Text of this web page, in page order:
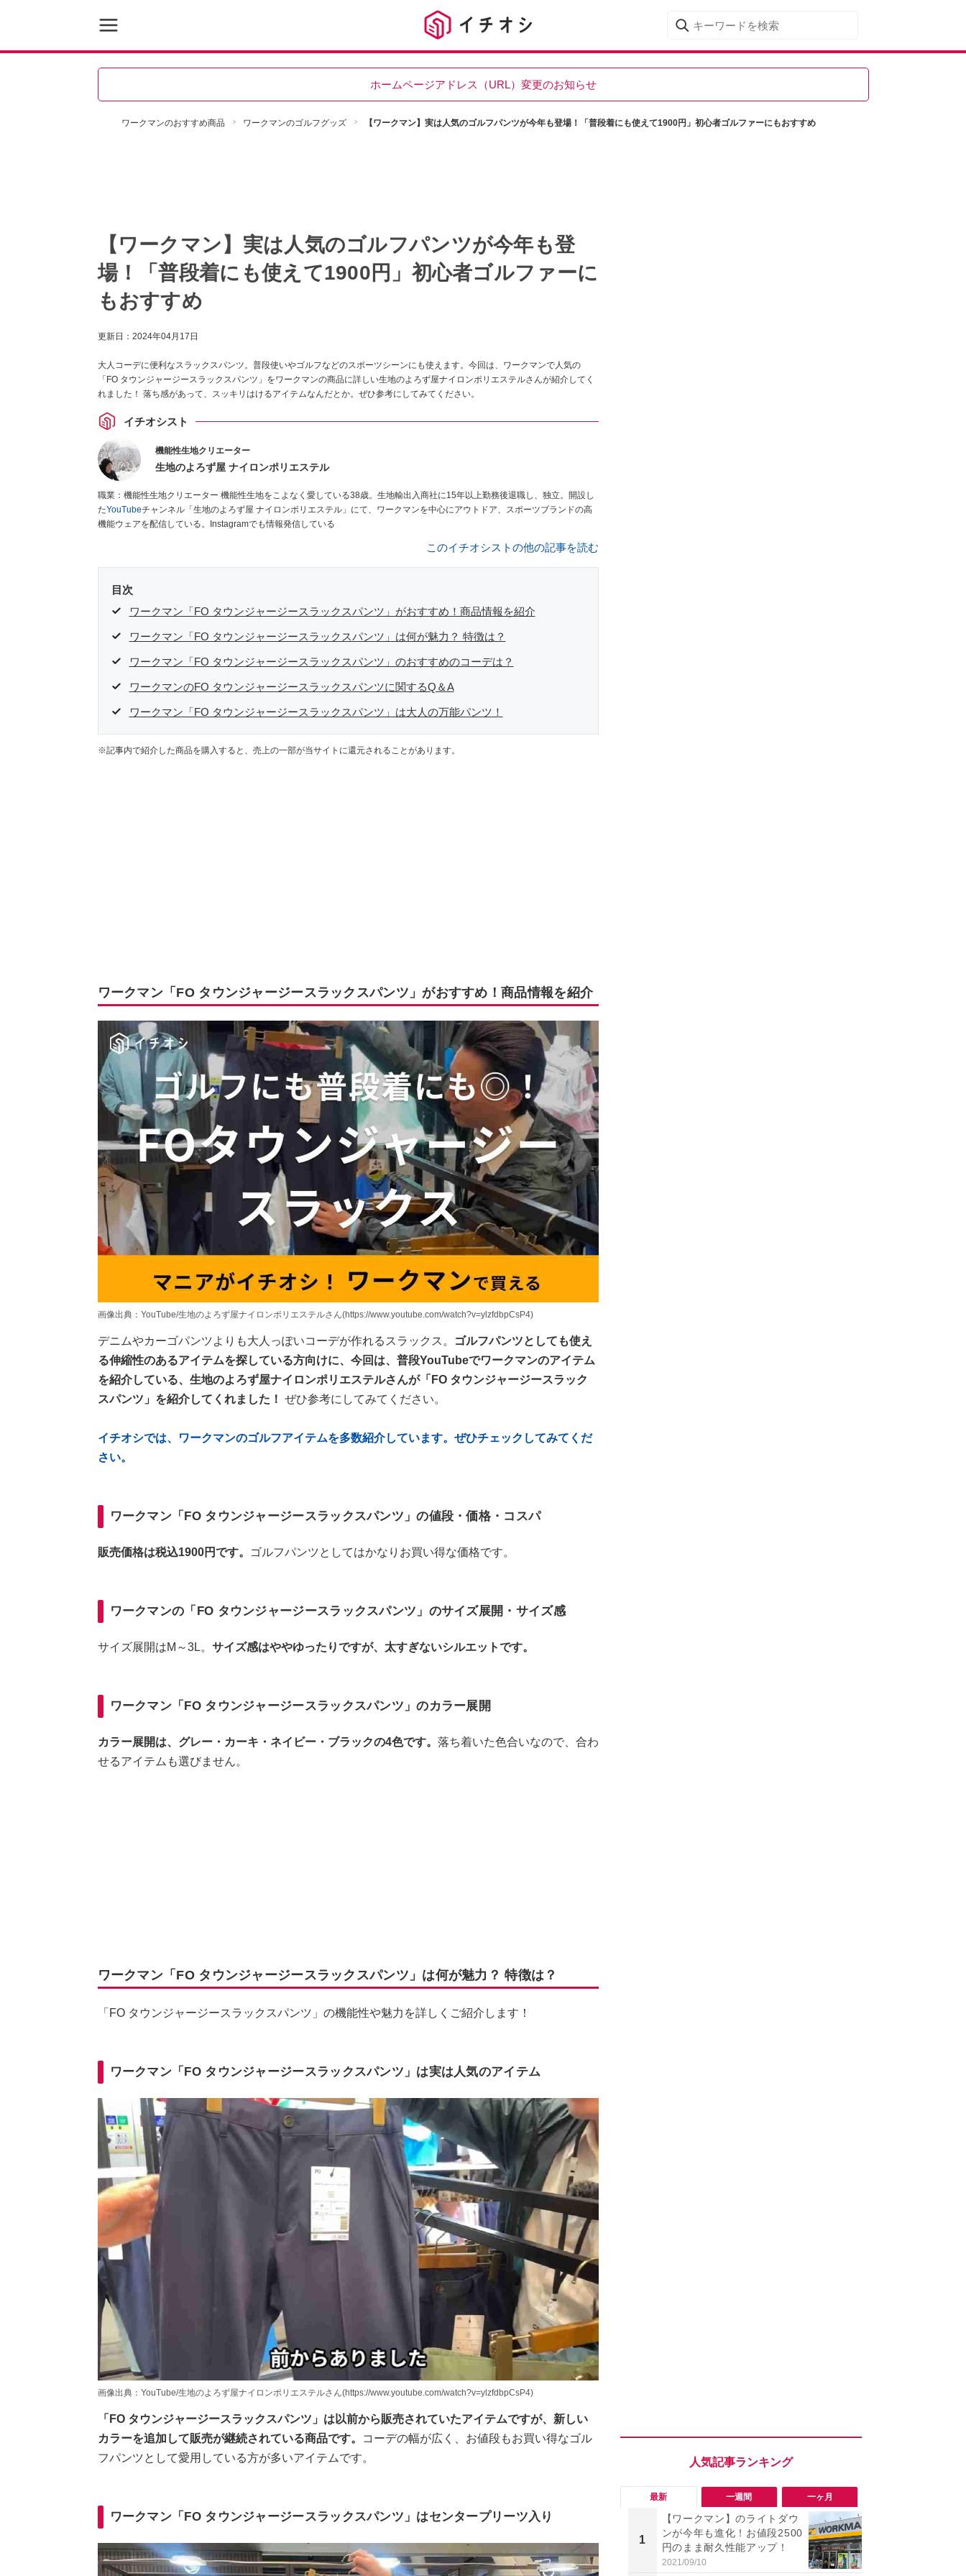
ホームページアドレス（URL）変更のお知らせ
ワークマンのおすすめ商品 ワークマンのゴルフグッズ 【ワークマン】実は人気のゴルフパンツが今年も登場！「普段着にも使えて1900円」初心者ゴルファーにもおすすめ
【ワークマン】実は人気のゴルフパンツが今年も登
場！「普段着にも使えて1900円」初心者ゴルファーに
もおすすめ
更新日： 2024年04月17日
大人コーデに便利なスラックスパンツ。普段使いやゴルフなどのスポーツシーンにも使えます。今回は、ワークマンで人気の
「FO タウンジャージースラックスパンツ」をワークマンの商品に詳しい生地のよろず屋ナイロンポリエステルさんが紹介してく
れました！ 落ち感があって、スッキリはけるアイテムなんだとか。ぜひ参考にしてみてください。
イチオシスト
機能性生地クリエーター
生地のよろず屋 ナイロンポリエステル
職業：機能性生地クリエーター 機能性生地をこよなく愛している38歳。生地輸出入商社に15年以上勤務後退職し、独立。開設し
たYouTubeチャンネル「生地のよろず屋 ナイロンポリエステル」にて、ワークマンを中心にアウトドア、スポーツブランドの高
機能ウェアを配信している。Instagramでも情報発信している
このイチオシストの他の記事を読む
目次
ワークマン「FO タウンジャージースラックスパンツ」がおすすめ！商品情報を紹介
ワークマン「FO タウンジャージースラックスパンツ」は何が魅力？ 特徴は？
ワークマン「FO タウンジャージースラックスパンツ」のおすすめのコーデは？
ワークマンのFO タウンジャージースラックスパンツに関するQ＆A
ワークマン「FO タウンジャージースラックスパンツ」は大人の万能パンツ！
※記事内で紹介した商品を購入すると、売上の一部が当サイトに還元されることがあります。
ワークマン「FO タウンジャージースラックスパンツ」がおすすめ！商品情報を紹介
画像出典：YouTube/生地のよろず屋ナイロンポリエステルさん(https://www.youtube.com/watch?v=ylzfdbpCsP4)
デニムやカーゴパンツよりも大人っぽいコーデが作れるスラックス。
ゴルフパンツとしても使え
る伸縮性のあるアイテムを探している方向けに、今回は、普段YouTubeでワークマンのアイテム
を紹介している、生地のよろず屋ナイロンポリエステルさんが「FO タウンジャージースラック
スパンツ」を紹介してくれました！ ぜひ参考にしてみてください。
イチオシでは、ワークマンのゴルフアイテムを多数紹介しています。ぜひチェックしてみてくだ
さい。
ワークマン「FO タウンジャージースラックスパンツ」の値段・価格・コスパ
販売価格は税込1900円です。 ゴルフパンツとしてはかなりお買い得な価格です。
ワークマンの「FO タウンジャージースラックスパンツ」のサイズ展開・サイズ感
サイズ展開はM～3L。 サイズ感はややゆったりですが、太すぎないシルエットです。
ワークマン「FO タウンジャージースラックスパンツ」のカラー展開
カラー展開は、グレー・カーキ・ネイビー・ブラックの4色です。 落ち着いた色合いなので、合わ
せるアイテムも選びません。
ワークマン「FO タウンジャージースラックスパンツ」は何が魅力？ 特徴は？
「FO タウンジャージースラックスパンツ」の機能性や魅力を詳しくご紹介します！
ワークマン「FO タウンジャージースラックスパンツ」は実は人気のアイテム
画像出典：YouTube/生地のよろず屋ナイロンポリエステルさん(https://www.youtube.com/watch?v=ylzfdbpCsP4)
「FO タウンジャージースラックスパンツ」は以前から販売されていたアイテムですが、新しい
カラーを追加して販売が継続されている商品です。
コーデの幅が広く、お値段もお買い得なゴル
フパンツとして愛用している方が多いアイテムです。
ワークマン「FO タウンジャージースラックスパンツ」はセンタープリーツ入り
最新 一週間 一ヶ月
1
【ワークマン】のライトダウ
ンが今年も進化！お値段2500
円のまま耐久性能アップ！
2021/09/10